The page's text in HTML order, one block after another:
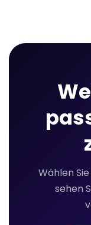
Wählen
sehen